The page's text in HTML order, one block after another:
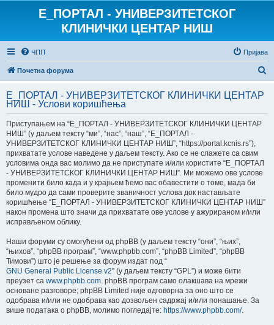
E_ПОРТАЛ - УНИВЕРЗИТЕТСКОГ
КЛИНИЧКИ ЦЕНТАР НИШ
ЧПП Пријава
Почетна форума
т
E_ПОРТАЛ - УНИВЕРЗИТЕТСКОГ КЛИНИЧКИ ЦЕНТАР
НИШ - Услови коришћења
Приступањем на “E_ПОРТАЛ - УНИВЕРЗИТЕТСКОГ КЛИНИЧКИ ЦЕНТАР
НИШ” (у даљем тексту “ми”, “нас”, “наш”, “E_ПОРТАЛ -
УНИВЕРЗИТЕТСКОГ КЛИНИЧКИ ЦЕНТАР НИШ”, “https://portal.kcnis.rs”),
прихватате услове наведене у даљем тексту. Ако се не слажете са свим
условима онда вас молимо да не приступате и/или користите “E_ПОРТАЛ
- УНИВЕРЗИТЕТСКОГ КЛИНИЧКИ ЦЕНТАР НИШ”. Ми можемо ове услове
променити било када и у крајњем ћемо вас обавестити о томе, мада би
било мудро да сами проверите званичност услова док настављате
коришћење “E_ПОРТАЛ - УНИВЕРЗИТЕТСКОГ КЛИНИЧКИ ЦЕНТАР НИШ”
након промена што значи да прихватате ове услове у ажурираном и/или
исправљеном облику.
Наши форуми су омогућени од phpBB (у даљем тексту “они”, “њих”,
“њихов”, “phpBB програм”, “www.phpbb.com”, “phpBB Limited”, “phpBB
Тимови”) што је решење за форум издат под “
GNU General Public License v2” (у даљем тексту “GPL”) и може бити
преузет са www.phpbb.com. phpBB програм само олакшава на мрежи
основане разговоре; phpBB Limited није одговорна за оно што се
одобрава и/или не одобрава као дозвољен садржај и/или понашање. За
више података о phpBB, молимо погледајте: https://www.phpbb.com/.